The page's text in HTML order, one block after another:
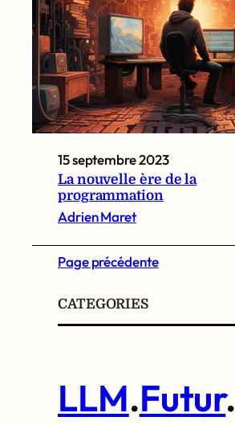
15 septembre 2023
La nouvelle ère de la
programmation
Adrien Maret
Page précédente
CATEGORIES
LLM.Futur.